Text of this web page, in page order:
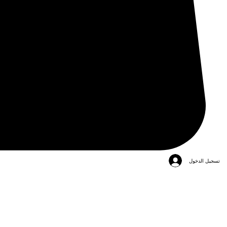
تسجيل الدخول